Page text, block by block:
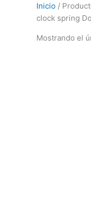
Inicio /
clock spring
Mostrando el